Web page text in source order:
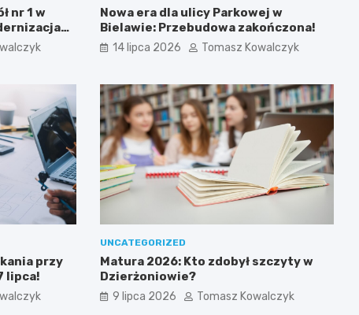
nr 1 w
Nowa era dla ulicy Parkowej w
Bielawie: Przebudowa zakończona!
14 lipca 2026 Tomasz Kowalczyk
przy
lipca!
UNCATEGORIZED
Matura 2026: Kto zdobył szczyty w
Dzierżoniowie?
9 lipca 2026 Tomasz Kowalczyk